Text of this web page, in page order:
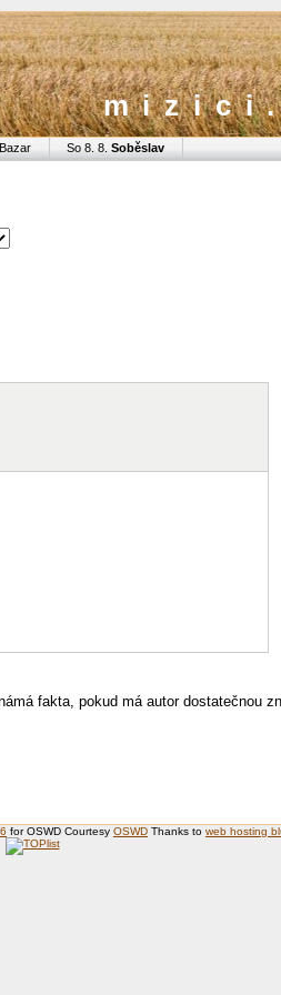
Bazar So 8. 8.Soběslav
fakta, pokud má autor dostatečnou
for OSWD Courtesy OSWD Thanks to web hosting